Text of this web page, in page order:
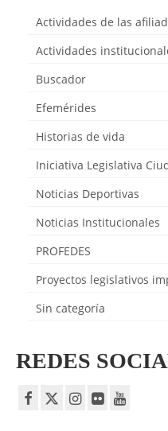
Actividades de las
Actividades
Buscador
Efemérides
Historias de vida
Iniciativa Legislativa
Noticias Deportivas
Noticias Institucionales
PROFEDES
Proyectos legislativos
Sin categoría
REDES